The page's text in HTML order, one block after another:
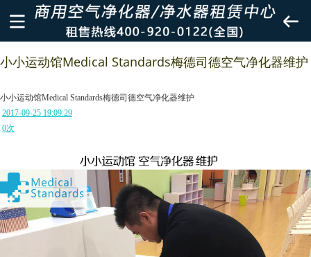
小小运动馆Medical Standards梅德司德空气净化器维护
小小运动馆Medical Standards梅德司德空气净化器维护
2017-09-25 19:09:29
0次